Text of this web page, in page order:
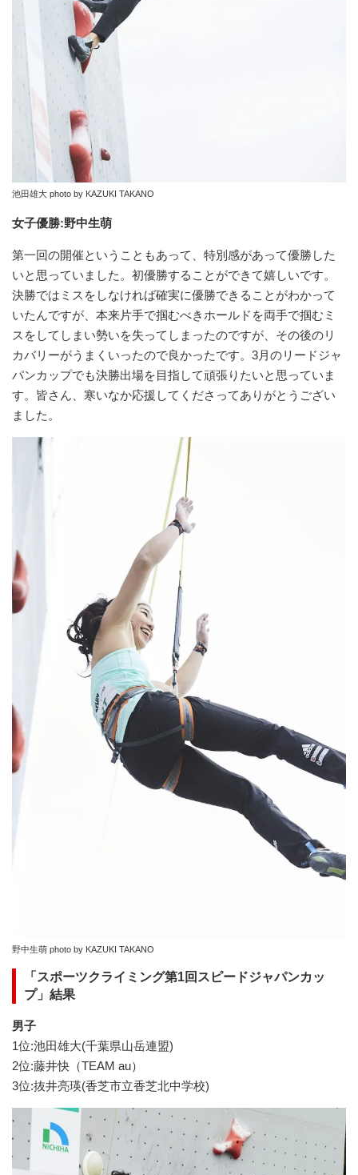
池田雄大 photo by KAZUKI TAKANO
女子優勝:野中生萌
第一回の開催ということもあって、特別感があって優勝した
いと思っていました。初優勝することができて嬉しいです。
決勝ではミスをしなければ確実に優勝できることがわかって
いたんですが、本来片手で掴むべきホールドを両手で掴むミ
スをしてしまい勢いを失ってしまったのですが、その後のリ
カバリーがうまくいったので良かったです。3月のリードジャ
パンカップでも決勝出場を目指して頑張りたいと思っていま
す。皆さん、寒いなか応援してくださってありがとうござい
ました。
野中生萌 photo by KAZUKI TAKANO
「スポーツクライミング第1回スピードジャパンカッ
プ」結果
男子
1位:池田雄大(千葉県山岳連盟)
2位:藤井快（TEAM au）
3位:抜井亮瑛(香芝市立香芝北中学校)